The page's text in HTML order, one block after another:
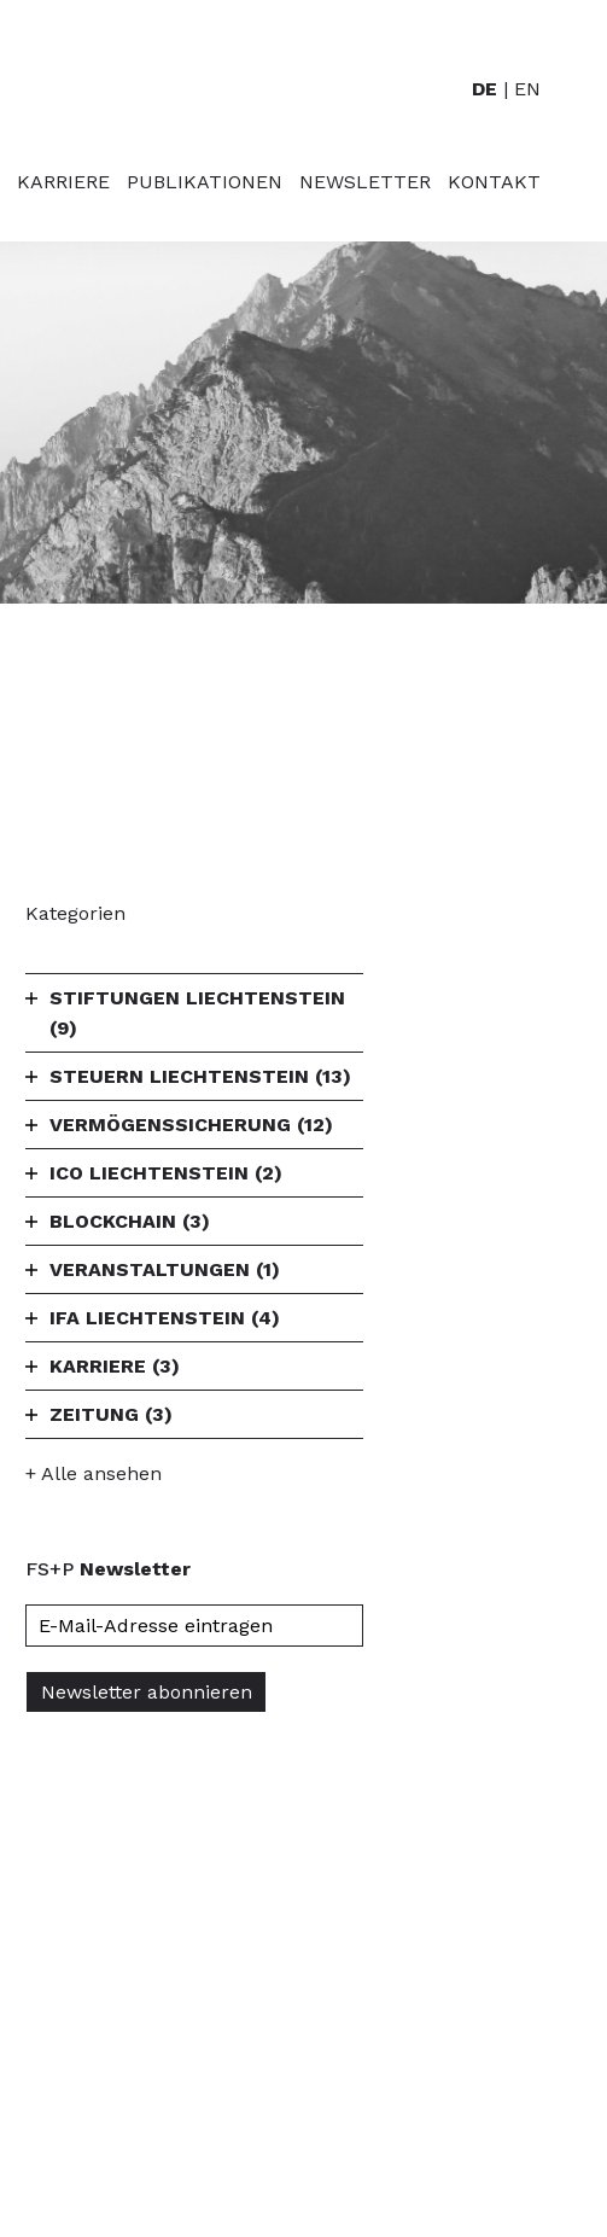
KARRIERE PUBLIKATIONEN NEWSLETTER KONTAKT
DE EN
Kategorien
STIFTUNGEN LIECHTENSTEIN
(9)
STEUERN LIECHTENSTEIN (13)
VERMÖGENSSICHERUNG (12)
ICO LIECHTENSTEIN (2)
BLOCKCHAIN (3)
VERANSTALTUNGEN (1)
IFA LIECHTENSTEIN (4)
KARRIERE (3)
ZEITUNG (3)
+ Alle ansehen
FS+P Newsletter